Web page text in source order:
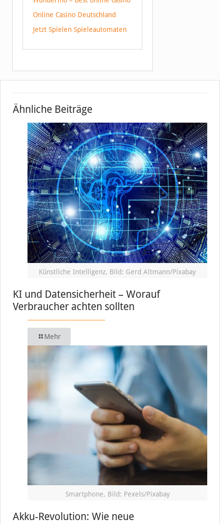
Online Casino Deutschland
Jetzt Spielen Spieleautomaten
Ähnliche Beiträge
Künstliche Intelligenz, Bild: Gerd Altmann/Pixabay
KI und Datensicherheit – Worauf
Verbraucher achten sollten
Mehr
Smartphone, Bild: Pexels/Pixabay
Akku-Revolution: Wie neue